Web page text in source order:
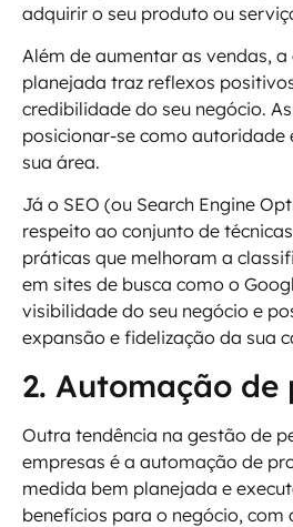
adquirir o seu produto ou
Além de aumentar as vendas,
planejada traz reflexos
credibilidade do seu negócio.
posicionar-se como autoridade
sua área.
Já o SEO (ou Search Engine
respeito ao conjunto de
práticas que melhoram a
em sites de busca como o
visibilidade do seu negócio e
expansão e fidelização da sua
2. Automação de
Outra tendência na gestão de
empresas é a automação de
medida bem planejada e
benefícios para o negócio, com